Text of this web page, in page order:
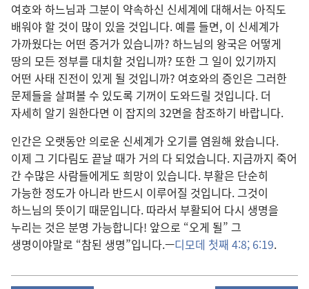
여호와 하느님과 그분이 약속하신 신세계에 대해서는 아직도
배워야 할 것이 많이 있을 것입니다. 예를 들면, 이 신세계가
가까웠다는 어떤 증거가 있습니까? 하느님의 왕국은 어떻게
땅의 모든 정부를 대치할 것입니까? 또한 그 일이 있기까지
어떤 사태 진전이 있게 될 것입니까? 여호와의 증인은 그러한
문제들을 살펴볼 수 있도록 기꺼이 도와드릴 것입니다. 더
자세히 알기 원한다면 이 잡지의 32면을 참조하기 바랍니다.
인간은 오랫동안 의로운 신세계가 오기를 염원해 왔습니다.
이제 그 기다림도 끝날 때가 거의 다 되었습니다. 지금까지 죽어
간 수많은 사람들에게도 희망이 있습니다. 부활은 단순히
가능한 정도가 아니라 반드시 이루어질 것입니다. 그것이
하느님의 뜻이기 때문입니다. 따라서 부활되어 다시 생명을
누리는 것은 분명 가능합니다! 앞으로 “오게 될” 그
생명이야말로 “참된 생명”입니다.—디모데 첫째 4:8; 6:19.